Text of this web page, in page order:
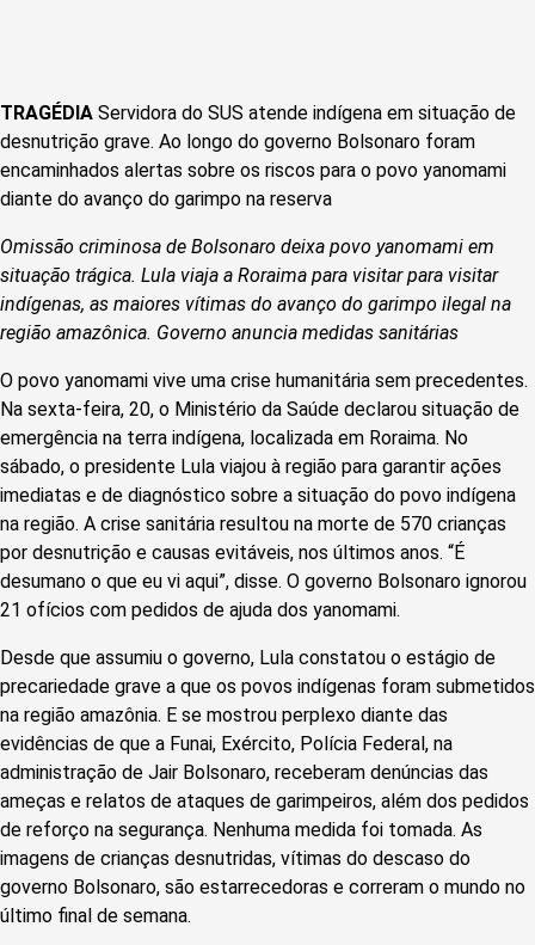
TRAGÉDIA Servidora do SUS atende indígena em situação de
desnutrição grave. Ao longo do governo Bolsonaro foram
encaminhados alertas sobre os riscos para o povo yanomami
diante do avanço do garimpo na reserva
Omissão criminosa de Bolsonaro deixa povo yanomami em
situação trágica. Lula viaja a Roraima para visitar para visitar
indígenas, as maiores vítimas do avanço do garimpo ilegal na
região amazônica. Governo anuncia medidas sanitárias
O povo yanomami vive uma crise humanitária sem precedentes.
Na sexta-feira, 20, o Ministério da Saúde declarou situação de
emergência na terra indígena, localizada em Roraima. No
sábado, o presidente Lula viajou à região para garantir ações
imediatas e de diagnóstico sobre a situação do povo indígena
na região. A crise sanitária resultou na morte de 570 crianças
por desnutrição e causas evitáveis, nos últimos anos. “É
desumano o que eu vi aqui”, disse. O governo Bolsonaro ignorou
21 ofícios com pedidos de ajuda dos yanomami.
Desde que assumiu o governo, Lula constatou o estágio de
precariedade grave a que os povos indígenas foram submetidos
na região amazônia. E se mostrou perplexo diante das
evidências de que a Funai, Exército, Polícia Federal, na
administração de Jair Bolsonaro, receberam denúncias das
ameças e relatos de ataques de garimpeiros, além dos pedidos
de reforço na segurança. Nenhuma medida foi tomada. As
imagens de crianças desnutridas, vítimas do descaso do
governo Bolsonaro, são estarrecedoras e correram o mundo no
último final de semana.